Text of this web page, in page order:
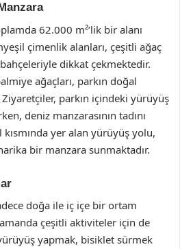
62.000 m²’lik bir alanı
çimenlik alanları, çeşitli ağaç
dikkat çekmektedir.
ağaçları, parkın doğal
parkın içindeki yürüyüş
deniz manzarasının tadını
kısmında yer alan yürüyüş yolu,
bir manzara sunmaktadır.
doğa ile iç içe bir ortam
çeşitli aktiviteler için de
yapmak, bisiklet sürmek